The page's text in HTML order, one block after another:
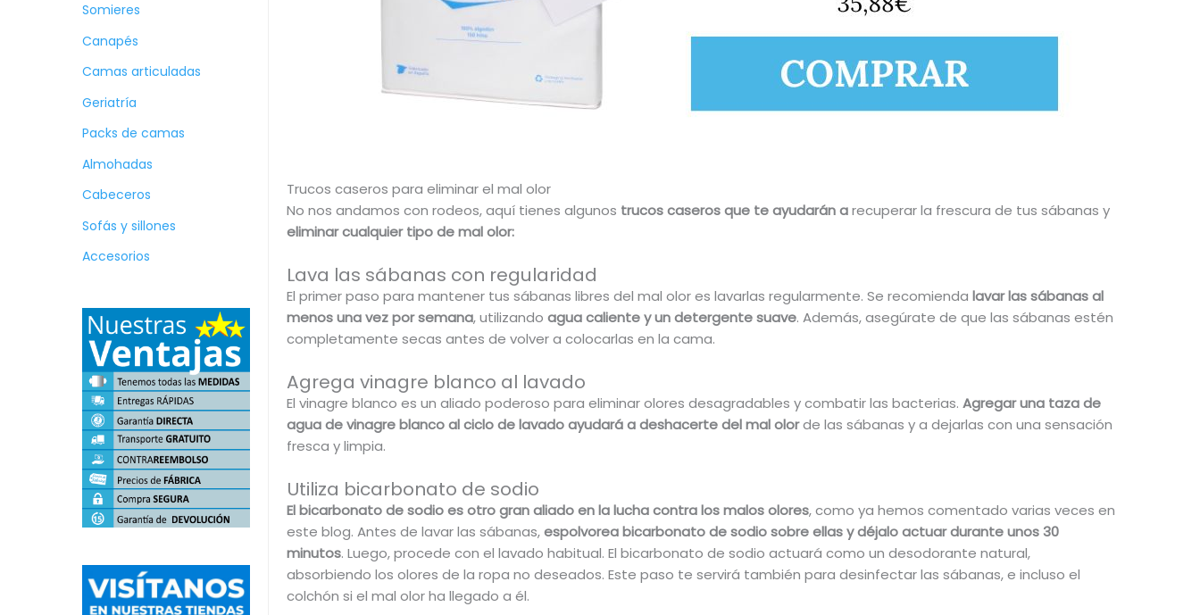
Somieres
Canapés
Camas articuladas
Geriatría
Packs de camas
Almohadas
Cabeceros
Sofás y sillones
Accesorios
Trucos caseros para eliminar el mal olor
No nos andamos con rodeos, aquí tienes algunos trucos caseros que te ayudarán arecuperar la frescura de tus sábanas y
eliminar cualquier tipo de mal olor:
Lava las sábanas con regularidad
El primer paso para mantener tus sábanas libres del mal olor es lavarlas regularmente. Se recomienda lavar las sábanas al
menos una vez por semana, utilizando agua caliente y un detergente suave. Además, asegúrate de que las sábanas estén
completamente secas antes de volver a colocarlas en la cama.
Agrega vinagre blanco al lavado
El vinagre blanco es un aliado poderoso para eliminar olores desagradables y combatir las bacterias. Agregar una taza de
agua de vinagre blanco al ciclo de lavado ayudará a deshacerte del mal olorde las sábanas y a dejarlas con una sensación
fresca y limpia.
Utiliza bicarbonato de sodio
El bicarbonato de sodio es otro gran aliado en la lucha contra los malos olores, como ya hemos comentado varias veces en
este blog. Antes de lavar las sábanas,espolvorea bicarbonato de sodio sobre ellas y déjalo actuar durante unos 30
minutos. Luego, procede con el lavado habitual. El bicarbonato de sodio actuará como un desodorante natural,
absorbiendo los olores de la ropa no deseados. Este paso te servirá también para desinfectar las sábanas, e incluso el
colchón si el mal olor ha llegado a él.